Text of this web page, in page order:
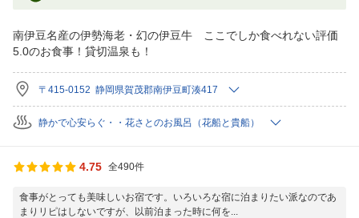
南伊豆名産の伊勢海老・幻の伊豆牛 ここでしか食べれない評価
5.0のお食事！貸切温泉も！
〒415-0152 静岡県賀茂郡南伊豆町湊417
静かで心安らぐ・・花さとのお風呂（花船と貴船）
4.75 全490件
食事がとっても美味しいお宿です。いろいろな宿に泊まりたい派なのであ
まりリピはしないですが、以前泊まった時に何を...